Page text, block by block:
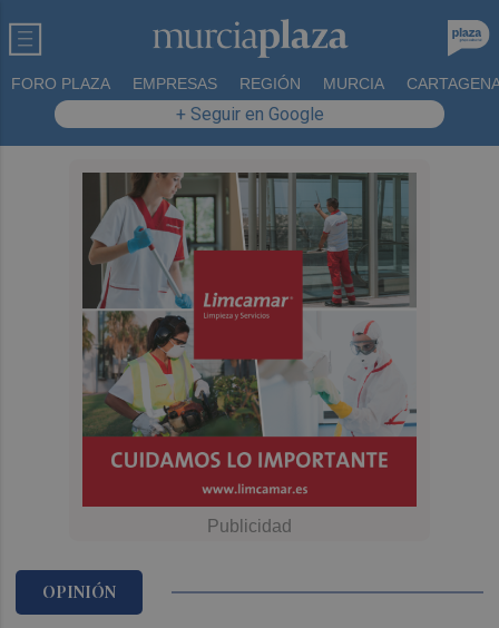
FORO PLAZA EMPRESAS REGIÓN MURCIA
+ Seguir en Google
OPINIÓN